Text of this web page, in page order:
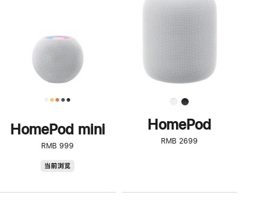
HomePod mini
RMB 999
当前浏览
了
解
HomePod<
HomePod
RMB 2699